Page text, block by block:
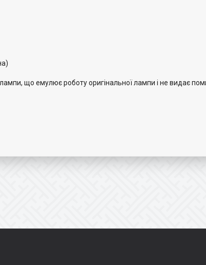
що емулює роботу оригінальної лампи і не видає